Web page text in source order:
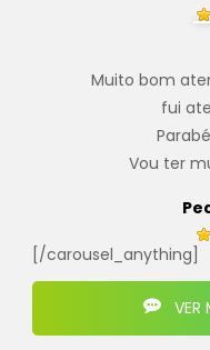
Muito bom
fui
Vou ter
[/carousel_anything]
VER